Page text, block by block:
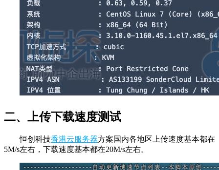
二、上传下载速度测试
恒创科技香港云服务器方案国内各地区上传速度基本都在
5M/s左右，下载速度基本都在20M/s左右。